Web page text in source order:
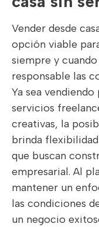
Vender desde
opción viable
siempre y
responsable las
Ya sea
servicios
creativas, la
brinda
que buscan
empresarial. Al
mantener un
las condiciones
un negocio